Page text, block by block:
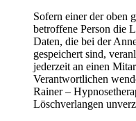
Sofern einer der oben
betroffene Person die
Daten, die bei der
gespeichert sind,
jederzeit an einen
Verantwortlichen
Rainer –
Löschverlangen